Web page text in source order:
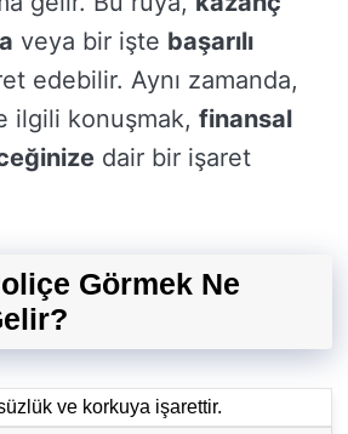
veya bir işte başarılı
edebilir. Aynı zamanda,
ilgili konuşmak, finansal
dair bir işaret
Görmek Ne
ve korkuya işarettir.